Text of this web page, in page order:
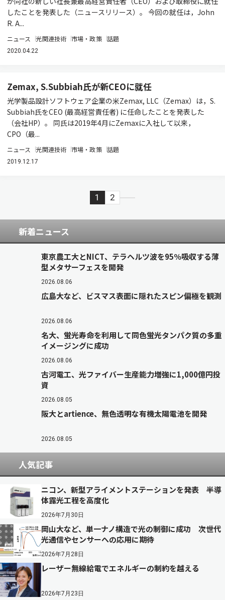
したことを発表した（ニュースリリース）。 今回の就任は，John
R. A...
ニュース 光関連技術 市場・政策 話題
2020.04.22
Zemax, S.Subbiah氏が新CEOに就任
光学製品設計ソフトウェア企業の米Zemax, LLC（Zemax）は，S.
Subbiah氏をCEO (最高経営責任者) に任命したことを発表した
（会社HP）。 同氏は2019年4月にZemaxに入社して以来，
CPO（最...
ニュース 光関連技術 市場・政策 話題
2019.12.17
1 2
新着ニュース
東京農工大とNICT、テラヘルツ波を95％吸収する薄
型メタサーフェスを開発
2026.08.06
広島大など、ビスマス表面に隠れたスピン偏極を観測
2026.08.06
名大、蛍光寿命を利用して同色蛍光タンパク質の多重
イメージングに成功
2026.08.06
古河電工、光ファイバー生産能力増強に1,000億円投
資
2026.08.05
阪大とartience、無色透明な有機太陽電池を開発
2026.08.05
人気記事
ニコン、新型アライメントステーションを発表 半導
体露光工程を高度化
2026年7月30日
岡山大など、単一ナノ構造で光の制御に成功 次世代
光通信やセンサーへの応用に期待
2026年7月28日
レーザー無線給電でエネルギーの制約を越える
2026年7月23日